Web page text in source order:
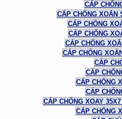
CÁP
CÁP CHỐNG
CÁP CHỐNG
CÁP CHỐNG
CÁP CHỐNG
CÁP CHỐNG
CÁP
CÁP
CÁP CHỐNG
CÁP
CÁP CHỐNG XOAY
CÁP CHỐNG